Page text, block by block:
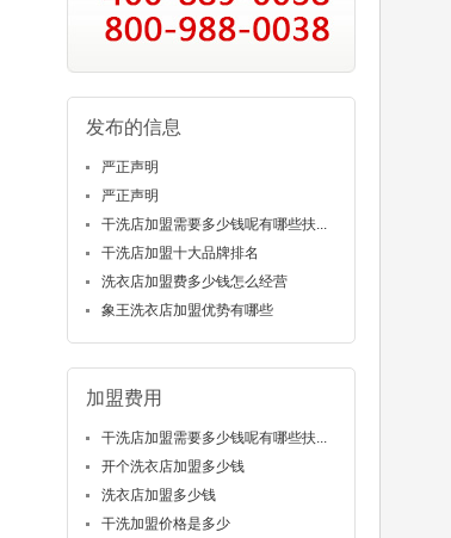
发布的信息
严正声明
严正声明
干洗店加盟需要多少钱呢有哪些扶...
干洗店加盟十大品牌排名
洗衣店加盟费多少钱怎么经营
象王洗衣店加盟优势有哪些
加盟费用
干洗店加盟需要多少钱呢有哪些扶...
开个洗衣店加盟多少钱
洗衣店加盟多少钱
干洗加盟价格是多少